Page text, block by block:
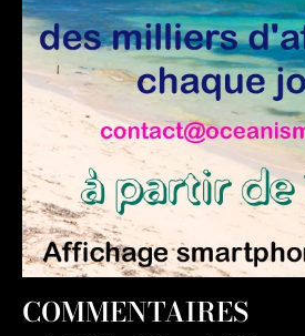
COMMENTAIRES